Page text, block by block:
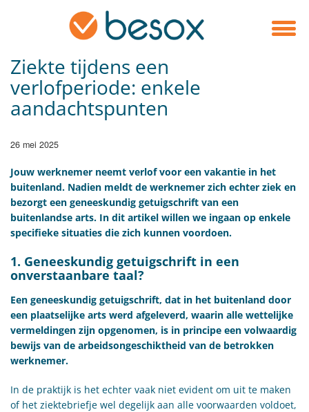
Ziekte tijdens een
verlofperiode: enkele
aandachtspunten
26 mei 2025
Jouw werknemer neemt verlof voor een vakantie in het
buitenland. Nadien meldt de werknemer zich echter ziek en
bezorgt een geneeskundig getuigschrift van een
buitenlandse arts. In dit artikel willen we ingaan op enkele
specifieke situaties die zich kunnen voordoen.
1. Geneeskundig getuigschrift in een
onverstaanbare taal?
Een geneeskundig getuigschrift, dat in het buitenland door
een plaatselijke arts werd afgeleverd, waarin alle wettelijke
vermeldingen zijn opgenomen, is in principe een volwaardig
bewijs van de arbeidsongeschiktheid van de betrokken
werknemer.
In de praktijk is het echter vaak niet evident om uit te maken
of het ziektebriefje wel degelijk aan alle voorwaarden voldoet,